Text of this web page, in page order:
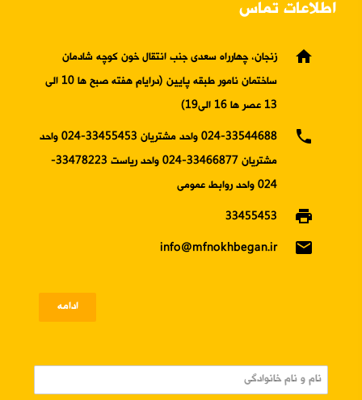
اطلاعات تماس
home
زنجان، چهارراه سعدی جنب انتقال خون کوچه شادمان
ساختمان نامور طبقه پایین (درایام هفته صبح ها 10 الی
13 عصر ها 16 الی19)
phone
024-33544688 واحد مشتریان 33455453-024 واحد
مشتریان 33466877-024 واحد ریاست 33478223-
024 واحد روابط عمومی
print
33455453
email
info@mfnokhbegan.ir
ادامه